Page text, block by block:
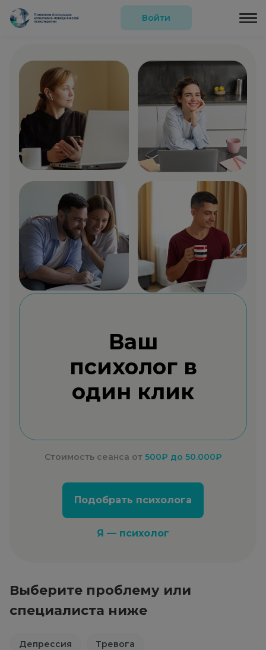
Войти
Ваш
психолог в
один клик
Стоимость сеанса от 500₽ до 50.000₽
Подобрать психолога
Я — психолог
Выберите проблему или
специалиста ниже
Депрессия Тревога